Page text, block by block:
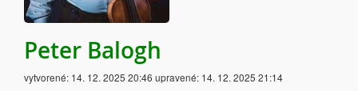
Peter Balogh
vytvorené: 14. 12. 2025 20:46 upravené: 14. 12. 2025 21:14